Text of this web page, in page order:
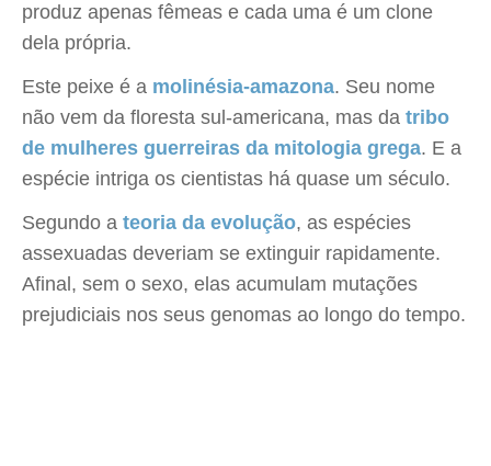
produz apenas fêmeas e cada uma é um clone
dela própria.
Este peixe é a molinésia-amazona. Seu nome
não vem da floresta sul-americana, mas da tribo
de mulheres guerreiras da mitologia grega. E a
espécie intriga os cientistas há quase um século.
Segundo a teoria da evolução, as espécies
assexuadas deveriam se extinguir rapidamente.
Afinal, sem o sexo, elas acumulam mutações
prejudiciais nos seus genomas ao longo do tempo.